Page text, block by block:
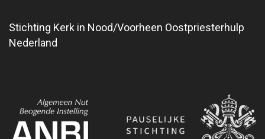
Stichting Kerk in Nood/Voorheen Oostpriesterhulp
Nederland